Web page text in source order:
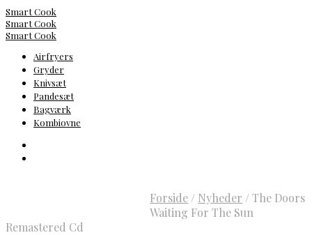
Smart Cook
Smart Cook
Smart Cook
Airfryers
Gryder
Knivsæt
Pandesæt
Bagværk
Kombiovne
Forside / Nyheder / The Doors
Waiting For The Sun
Remastered Cd